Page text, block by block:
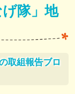
げ隊」地
取組報告ブロ